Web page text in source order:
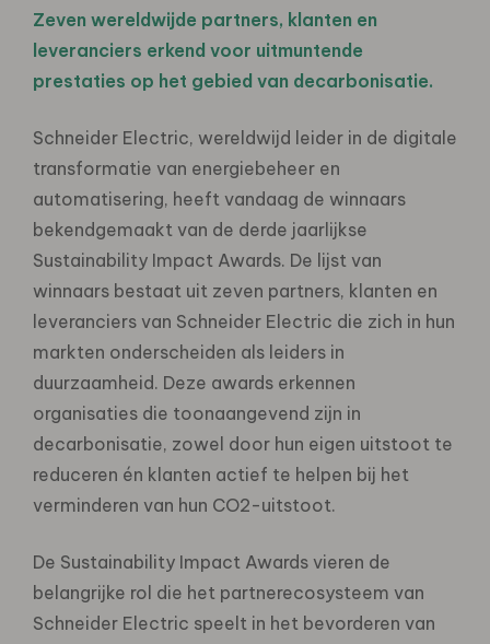
Zeven wereldwijde partners, klanten en
leveranciers erkend voor uitmuntende
prestaties op het gebied van decarbonisatie.
Schneider Electric, wereldwijd leider in de digitale
transformatie van energiebeheer en
automatisering, heeft vandaag de winnaars
bekendgemaakt van de derde jaarlijkse
Sustainability Impact Awards. De lijst van
winnaars bestaat uit zeven partners, klanten en
leveranciers van Schneider Electric die zich in hun
markten onderscheiden als leiders in
duurzaamheid. Deze awards erkennen
organisaties die toonaangevend zijn in
decarbonisatie, zowel door hun eigen uitstoot te
reduceren én klanten actief te helpen bij het
verminderen van hun CO2-uitstoot.
De Sustainability Impact Awards vieren de
belangrijke rol die het partnerecosysteem van
Schneider Electric speelt in het bevorderen van